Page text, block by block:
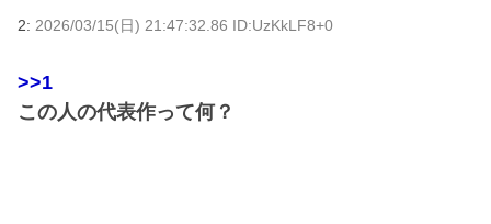
2: 2026/03/15(日) 21:47:32.86 ID:UzKkLF8+0
>>1
この人の代表作って何？